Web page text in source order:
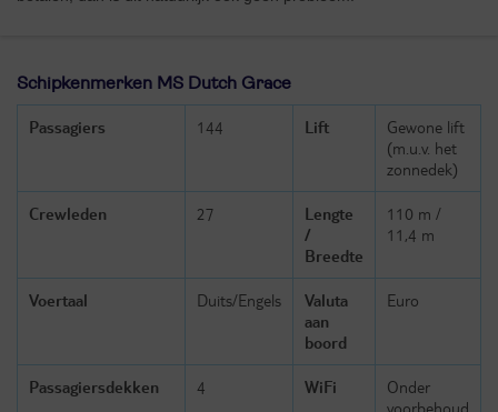
Schipkenmerken MS Dutch Grace
Passagiers 144 Lift
Gewone lift
(m.u.v. het
zonnedek)
Crewleden 27
Lengte
/
Breedte
110 m /
11,4 m
Voertaal Duits/Engels
Valuta
aan
boord
Euro
Passagiersdekken 4 WiFi
Onder
voorbehoud